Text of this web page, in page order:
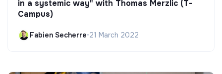
in a systemic way" with Thomas Merzlic (T-
Campus)
Fabien Secherre•21 March 2022